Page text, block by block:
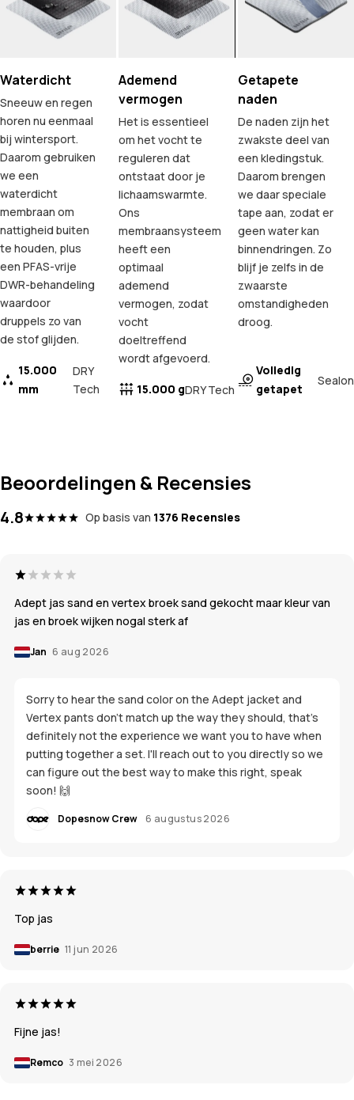
Waterdicht
Sneeuw en regen
horen nu eenmaal
bij wintersport.
Daarom gebruiken
we een
waterdicht
membraan om
nattigheid buiten
te houden, plus
een PFAS-vrije
DWR-behandeling
waardoor
druppels zo van
de stof glijden.
15.000
mm
DRY
Tech
Ademend
vermogen
Het is essentieel
om het vocht te
reguleren dat
ontstaat door je
lichaamswarmte.
Ons
membraansysteem
heeft een
optimaal
ademend
vermogen, zodat
vocht
doeltreffend
wordt afgevoerd.
15.000 gDRY Tech
Getapete
naden
De naden zijn het
zwakste deel van
een kledingstuk.
Daarom brengen
we daar speciale
tape aan, zodat er
geen water kan
binnendringen. Zo
blijf je zelfs in de
zwaarste
omstandigheden
droog.
Volledig
getapet
Sealon
Beoordelingen & Recensies
4.8 Op basis van 1376 Recensies
Adept jas sand en vertex broek sand gekocht maar kleur van
jas en broek wijken nogal sterk af
Jan 6 aug 2026
Sorry to hear the sand color on the Adept jacket and
Vertex pants don't match up the way they should, that's
definitely not the experience we want you to have when
putting together a set. I'll reach out to you directly so we
can figure out the best way to make this right, speak
soon! 🙌
Dopesnow Crew 6 augustus 2026
Top jas
berrie 11 jun 2026
Fijne jas!
Remco 3 mei 2026